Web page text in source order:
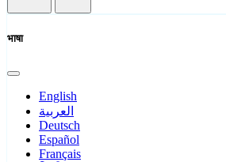
भाषा
English
العربية
Deutsch
Español
Français